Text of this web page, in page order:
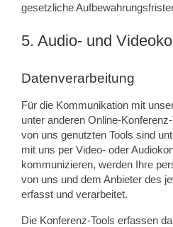
gesetzliche
5. Audio- und
Datenverarbeitung
Für die Kommunikation mit
unter anderen Online-
von uns genutzten Tools sind
mit uns per Video- oder
kommunizieren, werden Ihre
von uns und dem Anbieter des
erfasst und verarbeitet.
Die Konferenz-Tools erfassen